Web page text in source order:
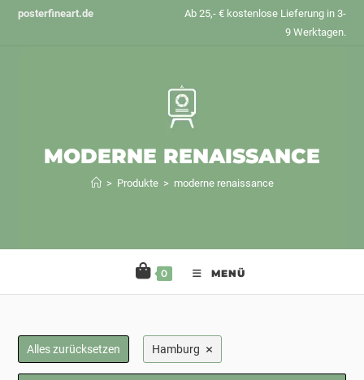
Zumposterfineart.de
Ab 25,- € kostenlose Lieferung in 3-
9 Werktagen.
MODERNE RENAISSANCE
> Produkte > moderne renaissance
0 MENÜ
Alles zurücksetzen Hamburg ×